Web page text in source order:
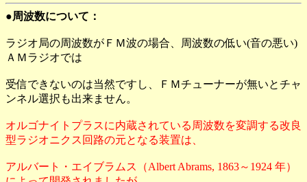
●周波数について：
ラジオ局の周波数がＦＭ波の場合、周波数の低い(音の悪い)
ＡＭラジオでは
受信できないのは当然ですし、ＦＭチューナーが無いとチャ
ンネル選択も出来ません。
オルゴナイトプラスに内蔵されている周波数を変調する改良
型ラジオニクス回路の元となる装置は、
アルバート・エイブラムス（Albert Abrams, 1863～1924 年）